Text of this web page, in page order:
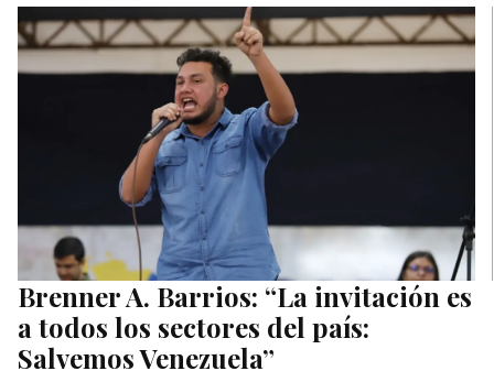
Brenner A. Barrios: “La invitación es
a todos los sectores del país:
Salvemos Venezuela”